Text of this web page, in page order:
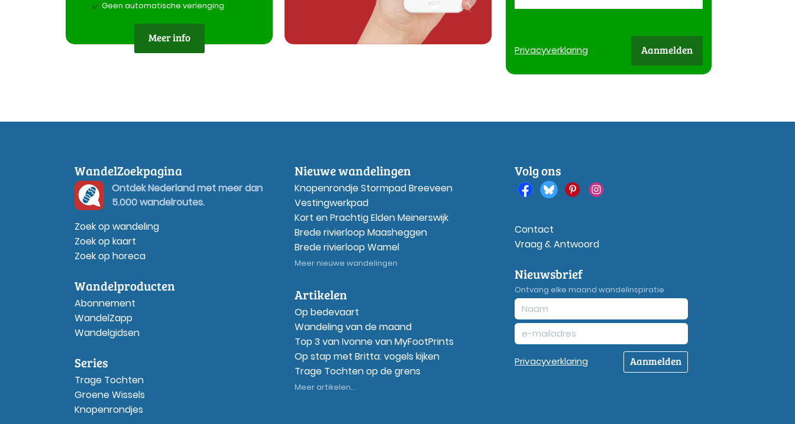
Geen automatische verlenging
Meer info
Privacyverklaring Aanmelden
WandelZoekpagina
Ontdek Nederland met meer dan
5.000 wandelroutes.
Zoek op wandeling
Zoek op kaart
Zoek op horeca
Wandelproducten
Abonnement
WandelZapp
Wandelgidsen
Series
Trage Tochten
Groene Wissels
Knopenrondjes
Nieuwe wandelingen
Knopenrondje Stormpad Breeveen
Vestingwerkpad
Kort en Prachtig Elden Meinerswijk
Brede rivierloop Maasheggen
Brede rivierloop Wamel
Meer nieuwe wandelingen
Artikelen
Op bedevaart
Wandeling van de maand
Top 3 van Ivonne van MyFootPrints
Op stap met Britta: vogels kijken
Trage Tochten op de grens
Meer artikelen...
Volg ons
Contact
Vraag & Antwoord
Nieuwsbrief
Ontvang elke maand wandelinspiratie
Privacyverklaring Aanmelden